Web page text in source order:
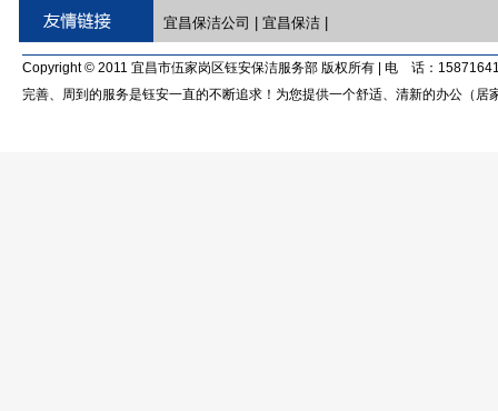
宜昌保洁公司 宜昌保洁|
Copyright © 2011 宜昌市伍家岗区钰安保洁服务部 版权所有 | 电 话：
完善、周到的服务是钰安一直的不断追求！为您提供一个舒适、清新的办公（